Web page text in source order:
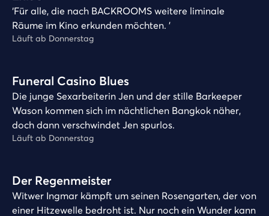
‘Für alle, die nach BACKROOMS weitere liminale
Räume im Kino erkunden möchten. ’
Läuft ab Donnerstag
Funeral Casino Blues
Die junge Sexarbeiterin Jen und der stille Barkeeper
Wason kommen sich im nächtlichen Bangkok näher,
doch dann verschwindet Jen spurlos.
Läuft ab Donnerstag
Der Regenmeister
Witwer Ingmar kämpft um seinen Rosengarten, der von
einer Hitzewelle bedroht ist. Nur noch ein Wunder kann